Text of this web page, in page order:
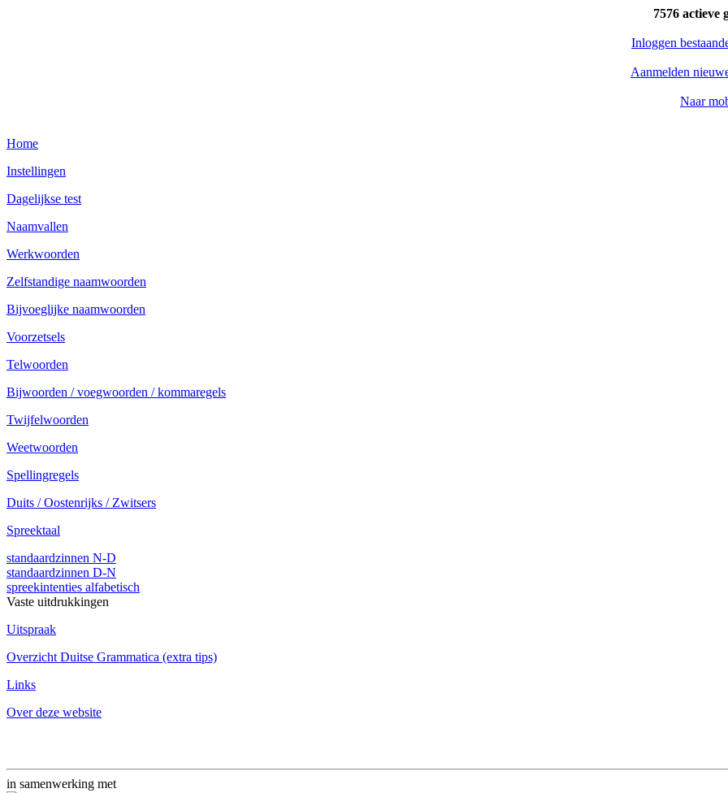
7576 actieve
Inloggen
Aanmelden
Naar
Home
Instellingen
Dagelijkse test
Naamvallen
Werkwoorden
Zelfstandige naamwoorden
Bijvoeglijke naamwoorden
Voorzetsels
Telwoorden
Bijwoorden / voegwoorden / kommaregels
Twijfelwoorden
Weetwoorden
Spellingregels
Duits / Oostenrijks / Zwitsers
Spreektaal
standaardzinnen N-D
standaardzinnen D-N
spreekintenties alfabetisch
Vaste uitdrukkingen
Uitspraak
Overzicht Duitse Grammatica (extra tips)
Links
Over deze website
in samenwerking met